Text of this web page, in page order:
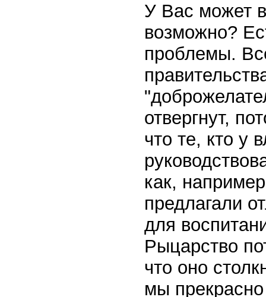
У Вас может
возможно?
проблемы.
отвергнут,
что те, кто у
как,
предлагали
для
Рыцарство
что оно
мы